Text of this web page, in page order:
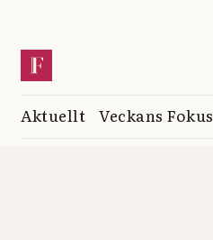
Aktuellt Veckans Fokus